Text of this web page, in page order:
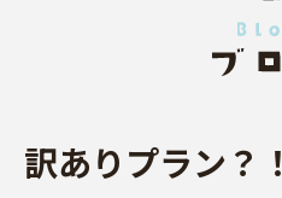
訳ありプラン？！